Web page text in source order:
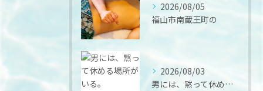
2026/08/05
福山市南蔵王町の
2026/08/03
男には、黙って休める場所がいる。